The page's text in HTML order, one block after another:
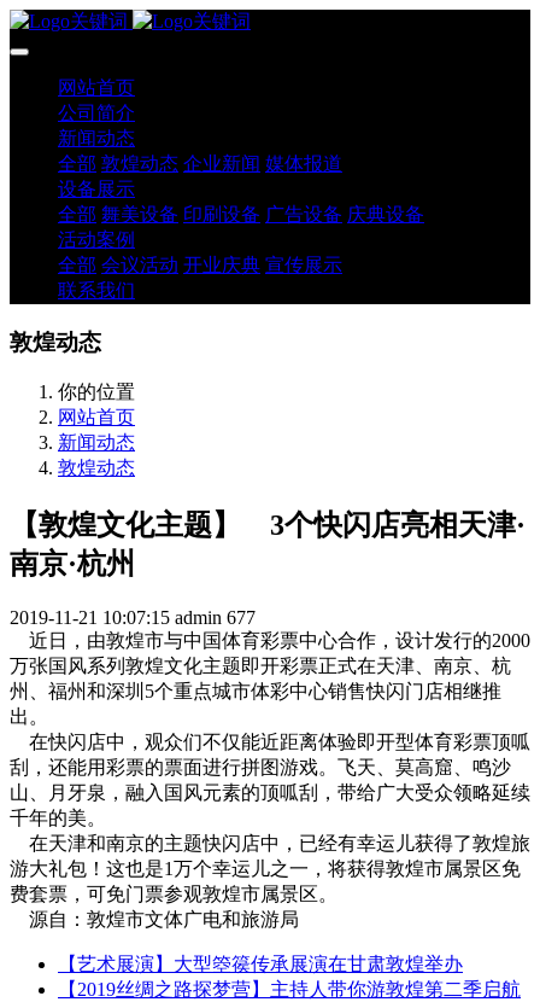
网站首页
公司简介
新闻动态
全部 敦煌动态 企业新闻 媒体报道
设备展示
全部 舞美设备 印刷设备 广告设备 庆典设备
活动案例
全部 会议活动 开业庆典 宣传展示
联系我们
敦煌动态
你的位置
网站首页
新闻动态
敦煌动态
【敦煌文化主题】 3个快闪店亮相天津·
南京·杭州
2019-11-21 10:07:15 admin 677
近日，由敦煌市与中国体育彩票中心合作，设计发行的2000
万张国风系列敦煌文化主题即开彩票正式在天津、南京、杭
州、福州和深圳5个重点城市体彩中心销售快闪门店相继推
出。
在快闪店中，观众们不仅能近距离体验即开型体育彩票顶呱
刮，还能用彩票的票面进行拼图游戏。飞天、莫高窟、鸣沙
山、月牙泉，融入国风元素的顶呱刮，带给广大受众领略延续
千年的美。
在天津和南京的主题快闪店中，已经有幸运儿获得了敦煌旅
游大礼包！这也是1万个幸运儿之一，将获得敦煌市属景区免
费套票，可免门票参观敦煌市属景区。
源自：敦煌市文体广电和旅游局
【艺术展演】大型箜篌传承展演在甘肃敦煌举办
【2019丝绸之路探梦营】主持人带你游敦煌第二季启航